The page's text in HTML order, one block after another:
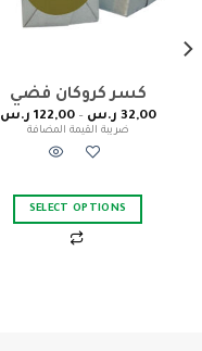
32,00 ر.س –
122,00 ر.س
ضريبة القيمة المضافة
SELECT OPTIONS